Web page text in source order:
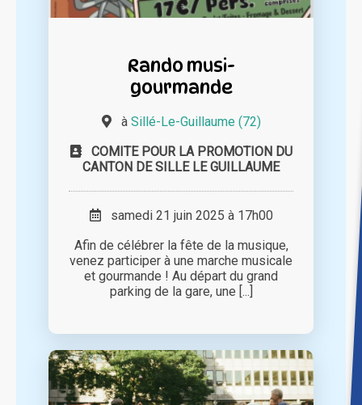
Rando musi-
gourmande
à Sillé-Le-Guillaume (72)
COMITE POUR LA PROMOTION DU
CANTON DE SILLE LE GUILLAUME
samedi 21 juin 2025 à 17h00
Afin de célébrer la fête de la musique,
venez participer à une marche musicale
et gourmande ! Au départ du grand
parking de la gare, une [...]